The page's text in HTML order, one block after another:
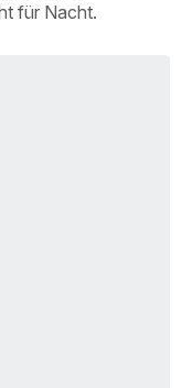
für Nacht.